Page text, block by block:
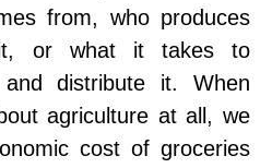
from, who produces
or what it takes to
distribute it. When
agriculture at all, we
cost of groceries